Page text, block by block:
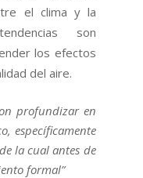
el clima y la
son
los efectos
del aire.
profundizar en
específicamente
la cual antes de
formal”